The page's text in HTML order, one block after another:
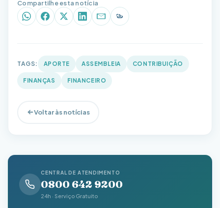
Compartilhe esta notícia
WhatsAppFacebookX (Twitter)
LinkedInE-mailCopiar link
TAGS: APORTE ASSEMBLEIA CONTRIBUIÇÃO
FINANÇAS FINANCEIRO
Voltar às notícias
CENTRAL DE ATENDIMENTO
0800 642 9200
24h · Serviço Gratuito